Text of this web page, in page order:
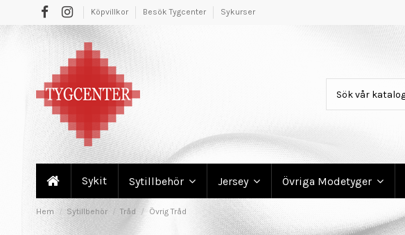
Köpvillkor Besök Tygcenter Sykurser
Sykit Sytillbehör Jersey Övriga Modetyger
Hem Sytillbehör Tråd Övrig Tråd